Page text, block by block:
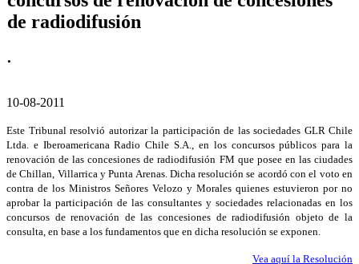
de radiodifusión
.
10-08-2011
Este Tribunal resolvió autorizar la participación de las sociedades GLR Chile
Ltda. e Iberoamericana Radio Chile S.A., en los concursos públicos para la
renovación de las concesiones de radiodifusión FM que posee en las ciudades
de Chillan, Villarrica y Punta Arenas. Dicha resolución se acordó con el voto en
contra de los Ministros Señores Velozo y Morales quienes estuvieron por no
aprobar la participación de las consultantes y sociedades relacionadas en los
concursos de renovación de las concesiones de radiodifusión objeto de la
consulta, en base a los fundamentos que en dicha resolución se exponen.
Vea aquí la Resolución